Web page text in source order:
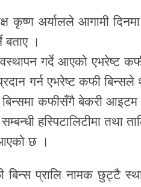
कृष्ण अर्यालले आगामी
बताए ।
गर्दे आएको एभरेष्ट
गर्न एभरेष्ट कफी
कफीसँगै बेकरी आइटम
हस्पिटालिटीमा तथा
आएको छ ।
बिन्स प्रालि नामक छुट्टै